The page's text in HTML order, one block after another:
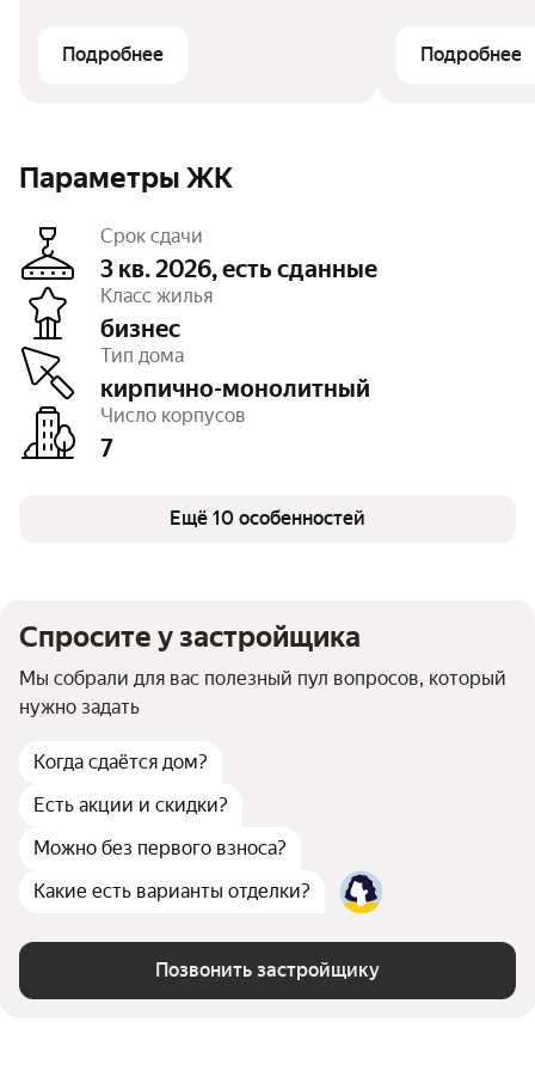
Подробнее Подробнее
Параметры ЖК
Срок сдачи
3 кв. 2026, есть сданные
Класс жилья
бизнес
Тип дома
кирпично-монолитный
Число корпусов
7
Этажность
Отделка
ключ
Высота потолков
2,6 м
Паркинг, машиноместа
3
Ещё 10 особенностей
Спросите у застройщика
Мы собрали для вас полезный пул вопросов, который
нужно задать
Когда сдаётся дом?
Есть акции и скидки?
Можно без первого взноса?
Какие есть варианты отделки?
Позвонить застройщику